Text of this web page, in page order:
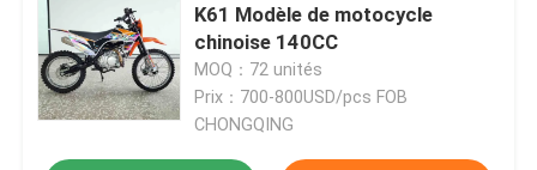
K61 Modèle de motocycle
chinoise 140CC
MOQ：72 unités
Prix：700-800USD/pcs FOB
CHONGQING